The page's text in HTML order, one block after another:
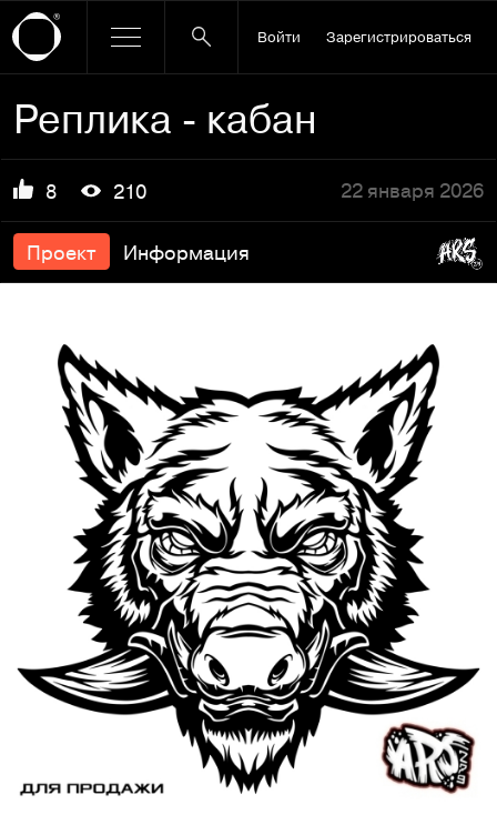
Войти Зарегистрироваться
Реплика - кабан
8 210 22 января 2026
Проект Информация